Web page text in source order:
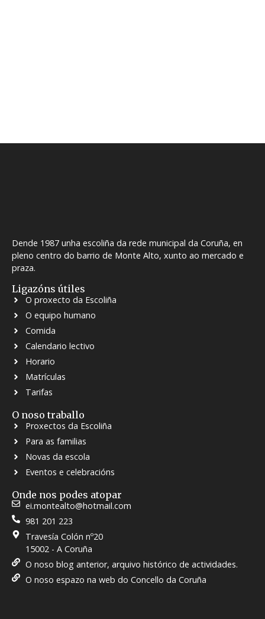
Dende 1987 unha escoliña da rede municipal da Coruña, en
pleno centro do barrio de Monte Alto, xunto ao mercado e
praza.
Ligazóns útiles
O proxecto da Escoliña
O equipo humano
Comida
Calendario lectivo
Horario
Matrículas
Tarifas
O noso traballo
Proxectos da Escoliña
Para as familias
Novas da escola
Eventos e celebracións
Onde nos podes atopar
ei.montealto@hotmail.com
981 201 223
Travesía Colón nº20
15002 - A Coruña
O noso blog anterior, arquivo histórico de actividades.
O noso espazo na web do Concello da Coruña